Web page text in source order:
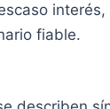
fiable.